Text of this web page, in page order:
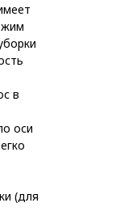
в
оси
(для